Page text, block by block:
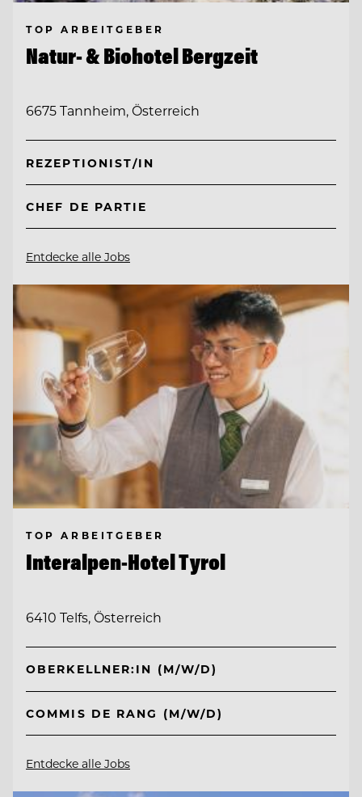
TOP ARBEITGEBER
Natur- & Biohotel Bergzeit
6675 Tannheim, Österreich
REZEPTIONIST/IN
CHEF DE PARTIE
Entdecke alle Jobs
TOP ARBEITGEBER
Interalpen-Hotel Tyrol
6410 Telfs, Österreich
OBERKELLNER:IN (M/W/D)
COMMIS DE RANG (M/W/D)
Entdecke alle Jobs